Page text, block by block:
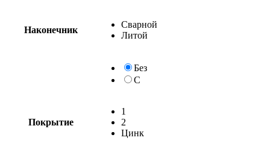
Наконечник
Сварной
Литой
Без
С
Покрытие
1
2
Цинк